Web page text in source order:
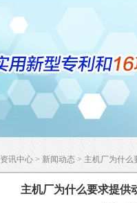
资讯中心 > 新闻动态 > 主机厂为什么
主机厂为什么要求提供